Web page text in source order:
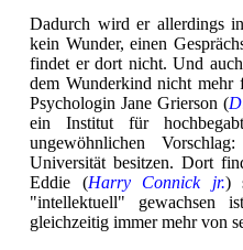
Dadurch wird er allerdings
kein Wunder, einen
findet er dort nicht. Und
dem Wunderkind nicht
Psychologin Jane Grierson (
ein Institut für
ungewöhnlichen
Universität besitzen. Dort
Eddie (Harry Connick jr.)
"intellektuell" gewachsen
gleichzeitig immer mehr von